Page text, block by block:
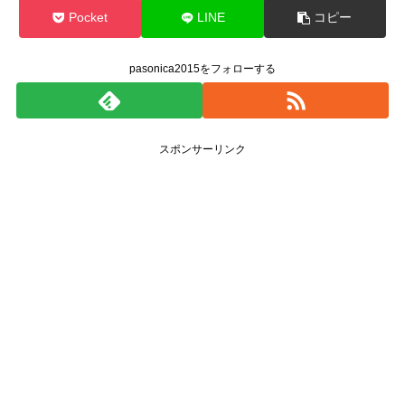
Pocket LINE コピー
pasonica2015をフォローする
スポンサーリンク